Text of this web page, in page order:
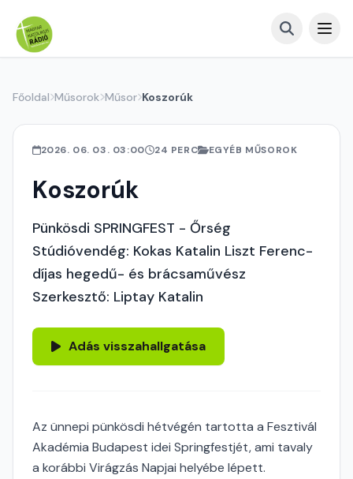
Főoldal Műsorok Műsor Koszorúk
2026. 06. 03. 03:00 24 PERC EGYÉB MŰSOROK
Koszorúk
Pünkösdi SPRINGFEST - Őrség
Stúdióvendég: Kokas Katalin Liszt Ferenc-
díjas hegedű- és brácsaművész
Szerkesztő: Liptay Katalin
Adás visszahallgatása
Az ünnepi pünkösdi hétvégén tartotta a Fesztivál
Akadémia Budapest idei Springfestjét, ami tavaly
a korábbi Virágzás Napjai helyébe lépett.